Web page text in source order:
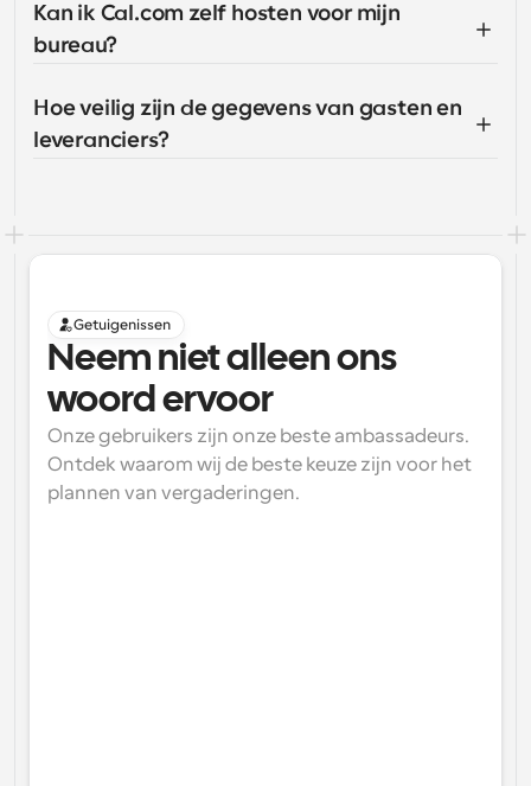
Kan ik Cal.com zelf hosten voor mijn
bureau?
Hoe veilig zijn de gegevens van gasten en
leveranciers?
Getuigenissen
Neem niet alleen ons
woord ervoor
Onze gebruikers zijn onze beste ambassadeurs.
Ontdek waarom wij de beste keuze zijn voor het
plannen van vergaderingen.